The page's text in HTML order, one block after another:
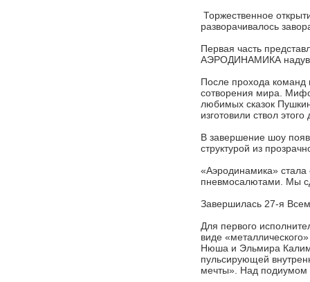
Торжественное
разворачивалось
Первая часть
АЭРОДИНАМИКА
После прохода команд
сотворения мира.
любимых сказок
изготовили ствол
В завершение шоу
структурой из
«Аэродинамика»
пневмосалютами. Мы
Завершилась 27-я
Для первого
виде
Нюша и Эльмира
пульсирующей
мечты». Над подиумом